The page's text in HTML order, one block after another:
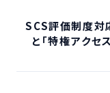
SCS評価制度対
と「特権アク